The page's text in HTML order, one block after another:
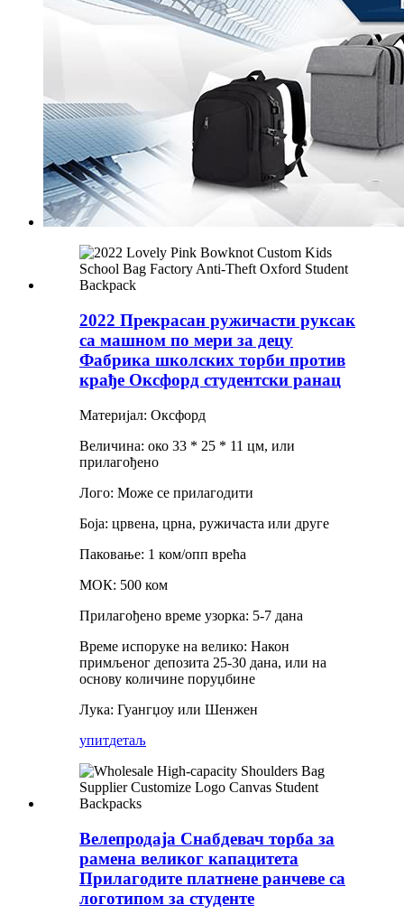
2022 Прекрасан ружичасти руксак
са машном по мери за децу
Фабрика школских торби против
крађе Оксфорд студентски ранац
Материјал: Оксфорд
Величина: око 33 * 25 * 11 цм, или
прилагођено
Лого: Може се прилагодити
Боја: црвена, црна, ружичаста или друге
Паковање: 1 ком/опп врећа
МОК: 500 ком
Прилагођено време узорка: 5-7 дана
Време испоруке на велико: Након
примљеног депозита 25-30 дана, или на
основу количине поруџбине
Лука: Гуангџоу или Шенжен
упитдетаљ
Велепродаја Снабдевач торба за
рамена великог капацитета
Прилагодите платнене ранчеве са
логотипом за студенте